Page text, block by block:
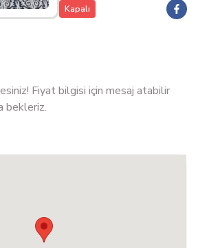
Kapalı
Fiyat bilgisi için mesaj atabilir
bekleriz.